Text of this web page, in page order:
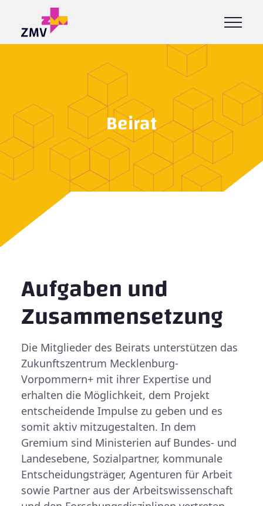
Beirat
Aufgaben und
Zusammensetzung
Die Mitglieder des Beirats unterstützen das
Zukunftszentrum Mecklenburg-
Vorpommern+ mit ihrer Expertise und
erhalten die Möglichkeit, dem Projekt
entscheidende Impulse zu geben und es
somit aktiv mitzugestalten. In dem
Gremium sind Ministerien auf Bundes- und
Landesebene, Sozialpartner, kommunale
Entscheidungsträger, Agenturen für Arbeit
sowie Partner aus der Arbeitswissenschaft